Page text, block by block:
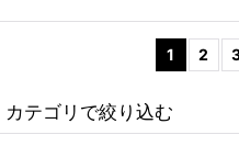
1 2
カテゴリで絞り込む